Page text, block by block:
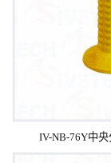
IV-NB-76Y中央